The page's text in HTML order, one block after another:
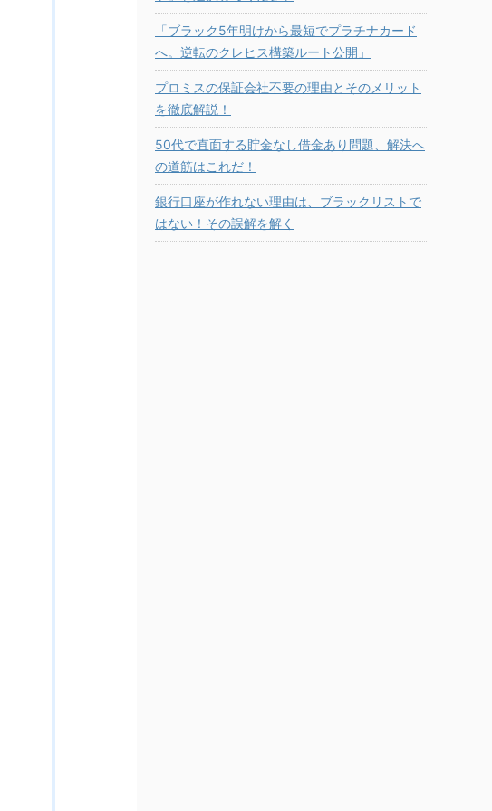
「ブラック5年明けから最短でプラチナカード
へ。逆転のクレヒス構築ルート公開」
プロミスの保証会社不要の理由とそのメリット
を徹底解説！
50代で直面する貯金なし借金あり問題、解決へ
の道筋はこれだ！
銀行口座が作れない理由は、ブラックリストで
はない！その誤解を解く